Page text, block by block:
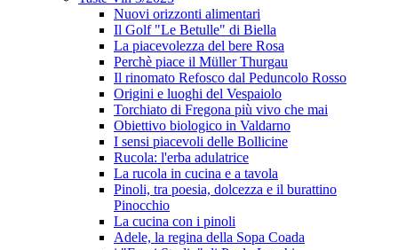
Nuovi orizzonti alimentari
Il Golf "Le Betulle" di Biella
La piacevolezza del bere Rosa
Perchè piace il Müller Thurgau
Il rinomato Refosco dal Peduncolo Rosso
Origini e luoghi del Vespaiolo
Torchiato di Fregona più vivo che mai
Obiettivo biologico in Valdarno
I sensi piacevoli delle Bollicine
Rucola: l'erba adulatrice
La rucola in cucina e a tavola
Pinoli, tra poesia, dolcezza e il burattino
Pinocchio
La cucina con i pinoli
Adele, la regina della Sopa Coada